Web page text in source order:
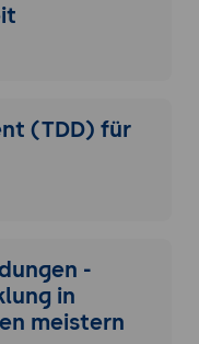
(TDD) für
-
in
meistern